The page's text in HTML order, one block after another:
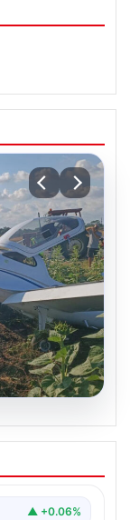
▲ +0.06%